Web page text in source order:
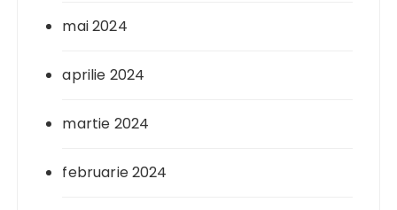
mai 2024
aprilie 2024
martie 2024
februarie 2024